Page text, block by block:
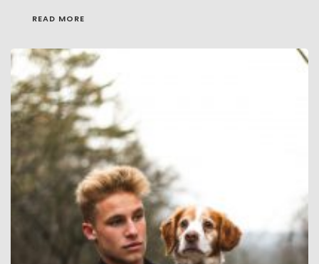
READ MORE